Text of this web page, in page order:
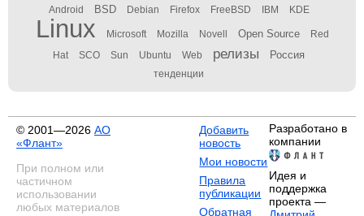
Android BSD Debian Firefox FreeBSD IBM KDE
Linux Microsoft Mozilla Novell Open Source Red
Hat SCO Sun Ubuntu Web релизы Россия
тенденции
© 2001—2026 АО
«Флант»
При полном или
частичном
использовании
любых материалов
Добавить
новость
Мои новости
Правила
публикации
Обратная
Разработано в
компании
Идея и
поддержка
проекта —